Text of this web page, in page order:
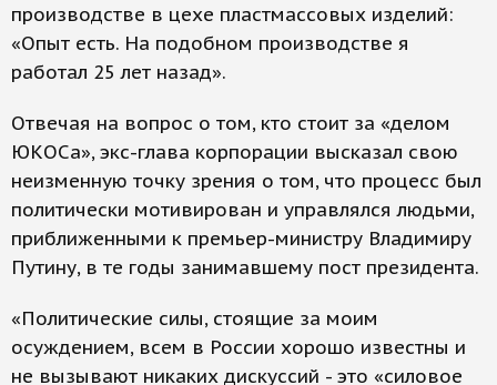
производстве в цехе пластмассовых изделий:
«Опыт есть. На подобном производстве я
работал 25 лет назад».
Отвечая на вопрос о том, кто стоит за «делом
ЮКОСа», экс-глава корпорации высказал свою
неизменную точку зрения о том, что процесс был
политически мотивирован и управлялся людьми,
приближенными к премьер-министру Владимиру
Путину, в те годы занимавшему пост президента.
«Политические силы, стоящие за моим
осуждением, всем в России хорошо известны и
не вызывают никаких дискуссий - это «силовое